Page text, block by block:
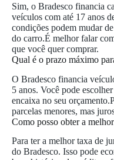
Sim, o Bradesco financia
veículos com até 17 anos
condições podem mudar
do carro.É melhor falar
que você quer comprar.
Qual é o prazo máximo
O Bradesco financia
5 anos. Você pode
encaixa no seu
parcelas menores, mas
Como posso obter a
Para ter a melhor taxa de
do Bradesco. Isso pode